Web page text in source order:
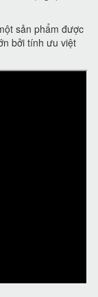
sản phẩm được
bởi tính ưu việt